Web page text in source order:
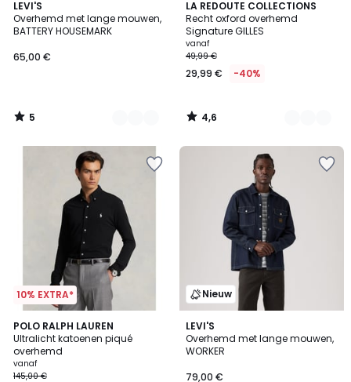
LEVI'S
Overhemd met lange mouwen,
BATTERY HOUSEMARK
65,00 €
5
/
5
2
Kleuren
5
/
LA REDOUTE COLLECTIONS
Recht oxford overhemd
Signature GILLES
vanaf
49,99 €
29,99 € -40%
4,6
/ 5
2
Kleuren
4,6
/
10% EXTRA*
POLO RALPH LAUREN
Ultralicht katoenen piqué
overhemd
vanaf
145,00 €
4,5
/ 5
2
Kleuren
Nieuw
LEVI'S
Overhemd met lange mouwen,
WORKER
79,00 €